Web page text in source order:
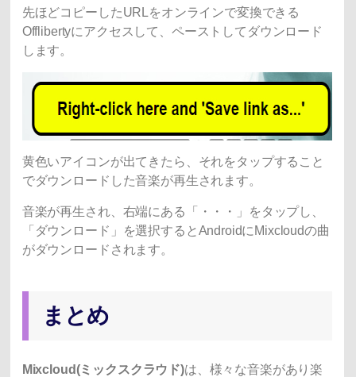
先ほどコピーしたURLをオンラインで変換できる
Offlibertyにアクセスして、ペーストしてダウンロード
します。
黄色いアイコンが出てきたら、それをタップすること
でダウンロードした音楽が再生されます。
音楽が再生され、右端にある「・・・」をタップし、
「ダウンロード」を選択するとAndroidにMixcloudの曲
がダウンロードされます。
まとめ
Mixcloud(ミックスクラウド)は、様々な音楽があり楽